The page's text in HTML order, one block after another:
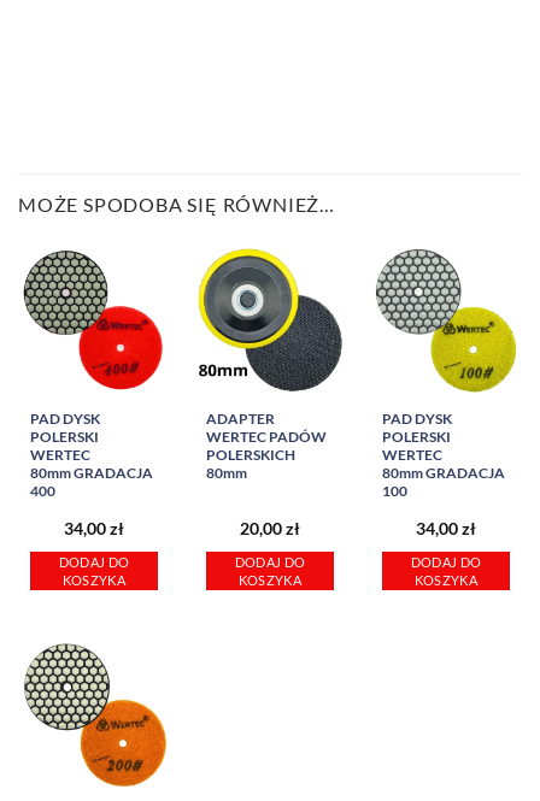
MOŻE SPODOBA SIĘ RÓWNIEŻ…
PAD DYSK
POLERSKI
WERTEC
80mm GRADACJA
400
34,00zł
DODAJ DO
KOSZYKA
ADAPTER
WERTEC PADÓW
POLERSKICH
80mm
20,00zł
DODAJ DO
KOSZYKA
PAD DYSK
POLERSKI
WERTEC
80mm GRADACJA
100
34,00zł
DODAJ DO
KOSZYKA